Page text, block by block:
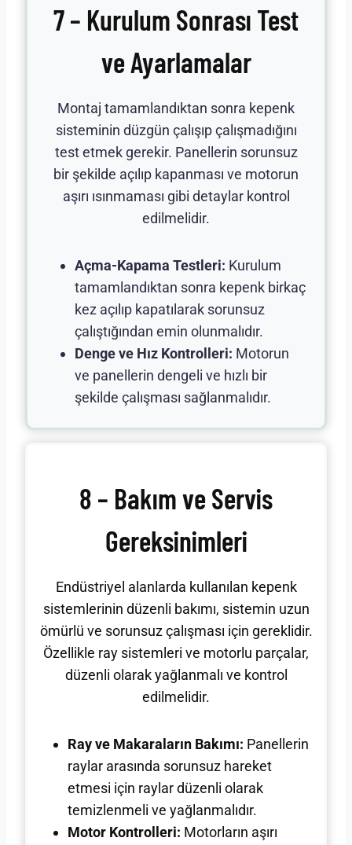
7 – Kurulum Sonrası Test
ve Ayarlamalar
Montaj tamamlandıktan sonra kepenk
sisteminin düzgün çalışıp çalışmadığını
test etmek gerekir. Panellerin sorunsuz
bir şekilde açılıp kapanması ve motorun
aşırı ısınmaması gibi detaylar kontrol
edilmelidir.
Açma-Kapama Testleri: Kurulum
tamamlandıktan sonra kepenk birkaç
kez açılıp kapatılarak sorunsuz
çalıştığından emin olunmalıdır.
Denge ve Hız Kontrolleri: Motorun
ve panellerin dengeli ve hızlı bir
şekilde çalışması sağlanmalıdır.
8 – Bakım ve Servis
Gereksinimleri
Endüstriyel alanlarda kullanılan kepenk
sistemlerinin düzenli bakımı, sistemin uzun
ömürlü ve sorunsuz çalışması için gereklidir.
Özellikle ray sistemleri ve motorlu parçalar,
düzenli olarak yağlanmalı ve kontrol
edilmelidir.
Ray ve Makaraların Bakımı: Panellerin
raylar arasında sorunsuz hareket
etmesi için raylar düzenli olarak
temizlenmeli ve yağlanmalıdır.
Motor Kontrolleri: Motorların aşırı